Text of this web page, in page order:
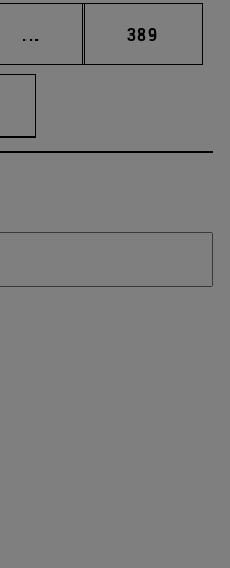
... Páginas intermedias
Página
389